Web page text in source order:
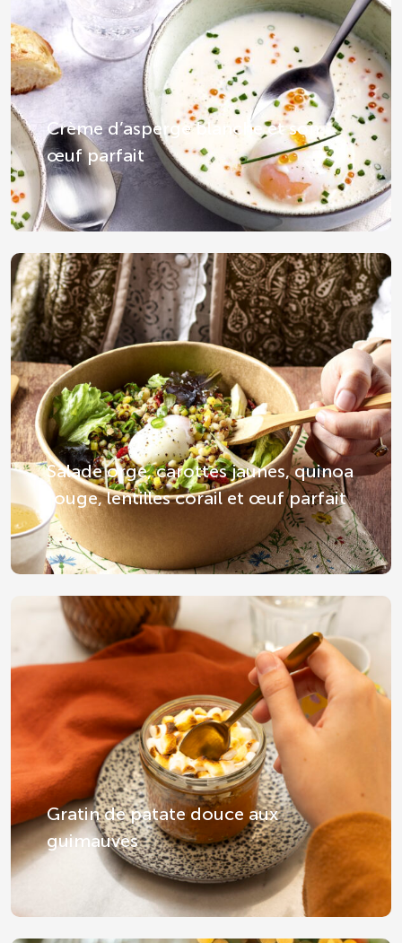
Crème d’asperge blanche et son
œuf parfait
Salade orge, carottes jaunes, quinoa
rouge, lentilles corail et œuf parfait
Gratin de patate douce aux
guimauves